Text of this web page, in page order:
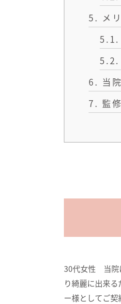
5. メ
5.1.
5.2.
6. 当
7. 監
30代女性 当院
り綺麗に出来
ー様としてご契